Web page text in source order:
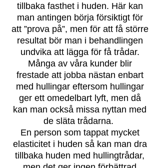
tillbaka fasthet i huden. Här kan
man antingen börja försiktigt för
att ”prova på”, men för att få större
resultat bör man i behandlingen
undvika att lägga för få trådar.
Många av våra kunder blir
frestade att jobba nästan enbart
med hullingar eftersom hullingar
ger ett omedelbart lyft, men då
kan man också missa nyttan med
de släta trådarna.
En person som tappat mycket
elasticitet i huden så kan man dra
tillbaka huden med hullingtrådar,